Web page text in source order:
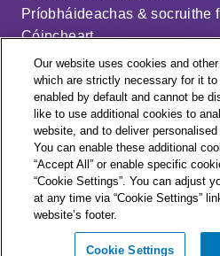
Príobháideachas & socruithe
Cóipcheart
Séanadh
Ráiteas ar an sclábhaíocht
An cód dáileacháin
Socruithe fianán
© + ® ESB Networks
Our website uses cookies and
which are strictly necessary for it
enabled by default and cannot be
like to use additional cookies to
website, and to deliver
You can enable these additional
“Accept All” or enable specific
“Cookie Settings”. You can adjust
at any time via “Cookie Settings”
website’s footer.
Cookie Settings